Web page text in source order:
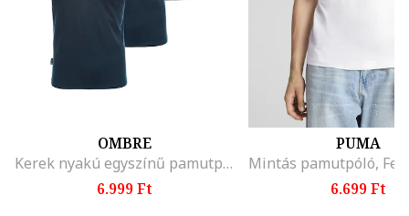
OMBRE
Kerek nyakú egyszínű pamutpóló szett - 3 db, Tengerészkék
6.999 Ft
PUMA
6.699 Ft